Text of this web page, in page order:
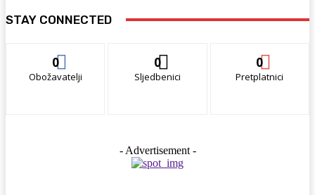
STAY CONNECTED
0
Obožavatelji
0
Sljedbenici
0
Pretplatnici
- Advertisement -